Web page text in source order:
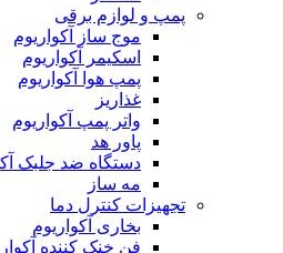
پمپ و لوازم برقی
موج ساز آکواریوم
اسکیمر آکواریوم
پمپ هوا آکواریوم
غذاریز
واتر پمپ آکواریوم
پاور هد
دستگاه ضد جلبک
مه ساز
تجهیزات کنترل دما
بخاری آکواریوم
فن خنک کننده